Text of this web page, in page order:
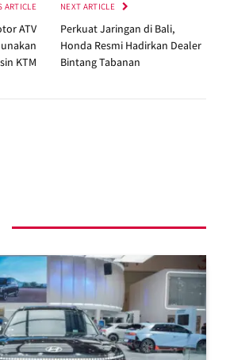
ARTICLE
ATV
KTM
NEXT ARTICLE
Perkuat Jaringan di Bali,
Honda Resmi Hadirkan Dealer
Bintang Tabanan